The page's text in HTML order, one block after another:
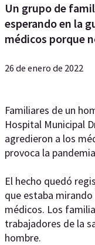
Un grupo de
esperando en la
médicos porque
26 de enero de 2022
Familiares de un
Hospital Municipal
agredieron a los
provoca la
El hecho quedó
que estaba mirando
médicos. Los
trabajadores de la
hombre.